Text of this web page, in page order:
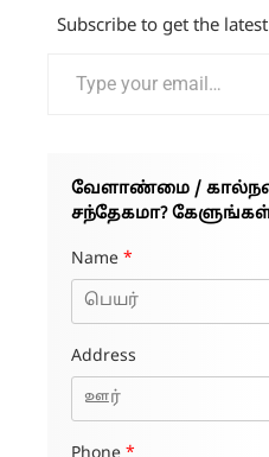
Subscribe to get the
வேளாண்மை /
சந்தேகமா?
Name *
Address